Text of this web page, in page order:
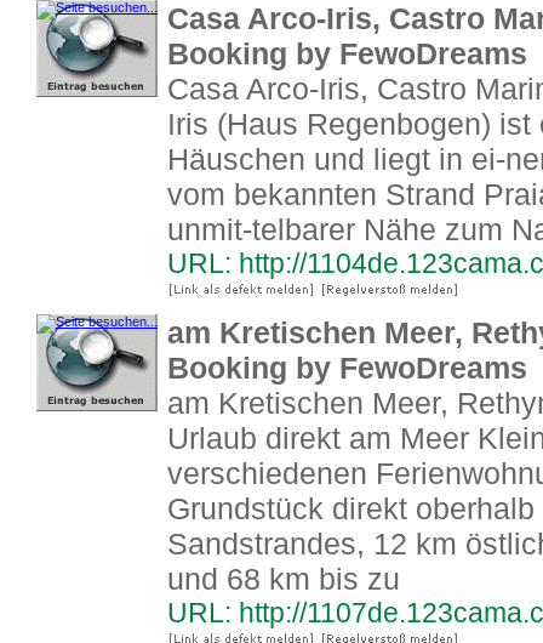
Casa Arco-Iris, Castro
Booking by FewoDreams
Casa Arco-Iris, Castro
Iris (Haus Regenbogen)
Häuschen und liegt in ei-
vom bekannten Strand
unmit-telbarer Nähe zum
URL: http://
am Kretischen Meer,
Booking by FewoDreams
am Kretischen Meer,
Urlaub direkt am Meer
verschiedenen
Grundstück direkt
Sandstrandes, 12 km
und 68 km bis zu
URL: http://